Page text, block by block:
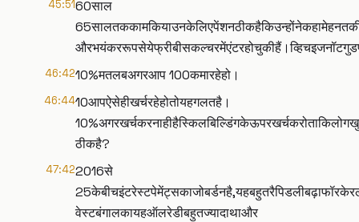
45:5160साल
46:4210%मतलबअगरआप ₹100कमारहेहो।
46:44₹10आपऐसेहीखर्चरहेहोतोयहगलतहै।
ठीकहै?
47:422016से
वेस्टबंगालकायहऑलरेडीबहुतज्यादाथाऔर